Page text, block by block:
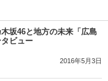
坂46と地方の未来「広島
ビュー
2016年5月3日